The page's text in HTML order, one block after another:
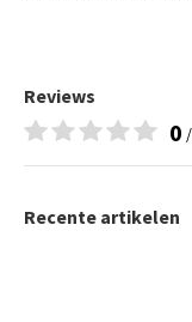
Reviews
0
Recente artikelen